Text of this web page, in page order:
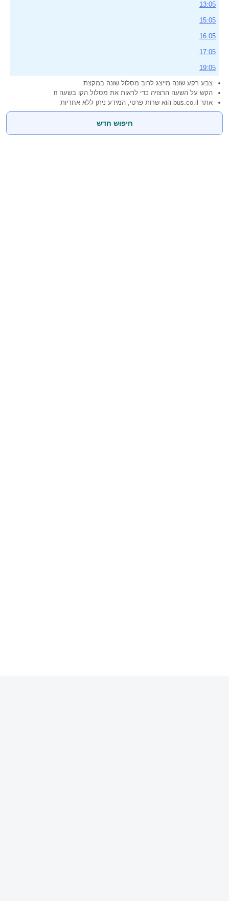
13:05
15:05
16:05
17:05
19:05
צבע רקע שונה מייצג לרוב מסלול שונה במקצת
הקש על השעה הרצויה כדי לראות את מסלול הקו בשעה זו
אתר bus.co.il הוא שרות פרטי, המידע ניתן ללא אחריות
חיפוש חדש